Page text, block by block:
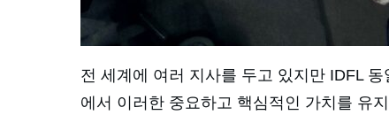
전 세계에 여러 지사를 두고 있지만 IDFL
에서 이러한 중요하고 핵심적인 가치를 유